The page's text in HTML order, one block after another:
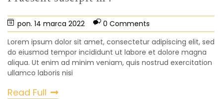
pon. 14 marca 2022
0 Comments
Lorem ipsum dolor sit amet, consectetur adipiscing elit, sed
do eiusmod tempor incididunt ut labore et dolore magna
aliqua. Ut enim ad minim veniam, quis nostrud exercitation
ullamco laboris nisi
Read Full